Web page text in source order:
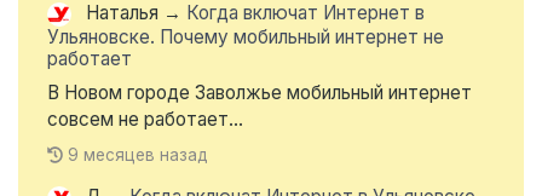
Наталья → Когда включат Интернет в
Ульяновске. Почему мобильный интернет не
работает
В Новом городе Заволжье мобильный интернет
совсем не работает...
9 месяцев назад